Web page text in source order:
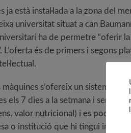
ja està instal·lada a la zona del
universitat situat a can
ha de permetre “oferir
L’oferta és de primers i segons
màquines s’ofereix un sistema
els 7 dies a la setmana i
valor nutricional) i es podrà
o institució que hi tingui interès.